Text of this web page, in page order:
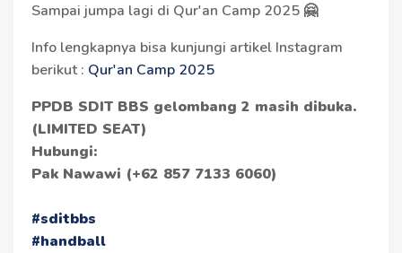
Sampai jumpa lagi di Qur'an Camp 2025 🤗
Info lengkapnya bisa kunjungi artikel Instagram
berikut : Qur'an Camp 2025
PPDB SDIT BBS gelombang 2 masih dibuka.
(LIMITED SEAT)
Hubungi:
Pak Nawawi (+62 857 7133 6060)
#sditbbs
#handball